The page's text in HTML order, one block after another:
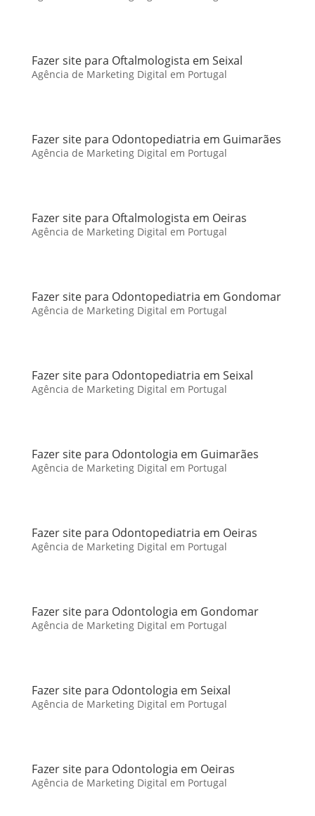
Fazer site para Oftalmologista em Seixal
Agência de Marketing Digital em Portugal
Fazer site para Odontopediatria em Guimarães
Agência de Marketing Digital em Portugal
Fazer site para Oftalmologista em Oeiras
Agência de Marketing Digital em Portugal
Fazer site para Odontopediatria em Gondomar
Agência de Marketing Digital em Portugal
Fazer site para Odontopediatria em Seixal
Agência de Marketing Digital em Portugal
Fazer site para Odontologia em Guimarães
Agência de Marketing Digital em Portugal
Fazer site para Odontopediatria em Oeiras
Agência de Marketing Digital em Portugal
Fazer site para Odontologia em Gondomar
Agência de Marketing Digital em Portugal
Fazer site para Odontologia em Seixal
Agência de Marketing Digital em Portugal
Fazer site para Odontologia em Oeiras
Agência de Marketing Digital em Portugal